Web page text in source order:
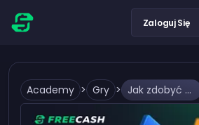
Zaloguj Się
Academy > Gry > Jak zdobyć NBA 2K za darmo w 2026 roku